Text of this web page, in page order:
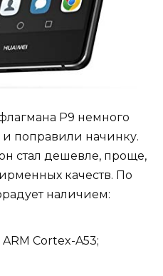
P9 немного
поправили начинку.
стал дешевле, проще,
качеств. По
наличием:
Cortex-A53;